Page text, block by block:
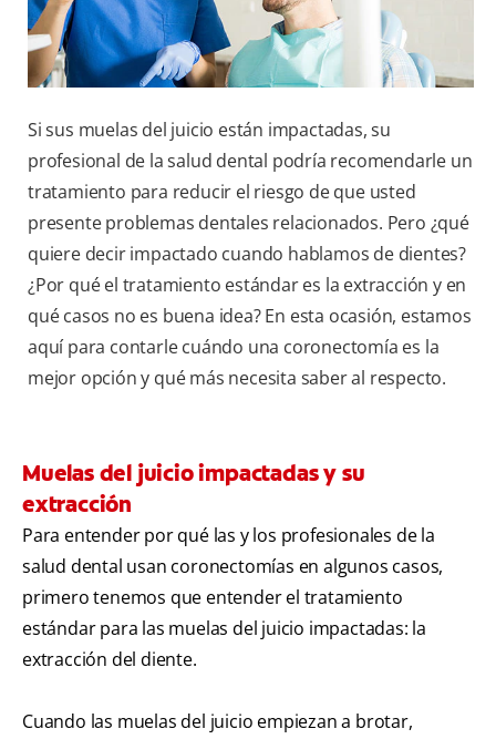
SUSCRÍBASE
Si sus muelas del juicio están impactadas, su
profesional de la salud dental podría recomendarle un
tratamiento para reducir el riesgo de que usted
presente problemas dentales relacionados. Pero ¿qué
quiere decir impactado cuando hablamos de dientes?
¿Por qué el tratamiento estándar es la extracción y en
qué casos no es buena idea? En esta ocasión, estamos
aquí para contarle cuándo una coronectomía es la
mejor opción y qué más necesita saber al respecto.
Muelas del juicio impactadas y su
extracción
Para entender por qué las y los profesionales de la
salud dental usan coronectomías en algunos casos,
primero tenemos que entender el tratamiento
estándar para las muelas del juicio impactadas: la
extracción del diente.
Cuando las muelas del juicio empiezan a brotar,